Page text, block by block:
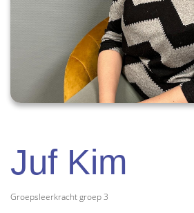
Juf Kim
Groepsleerkracht groep 3